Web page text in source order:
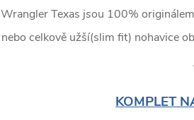
Wrangler Texas jsou 100%
nebo celkově užší(slim fit) nohavice
KOMPLET